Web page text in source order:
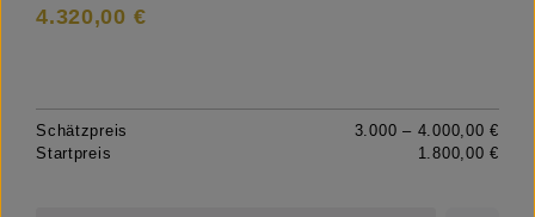
4.320,00 €
Schätzpreis
3.000 – 4.000,00 €
Startpreis
1.800,00 €